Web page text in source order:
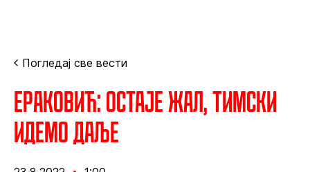
Погледај све вести
Ераковић: Остаје жал, тимски
идемо даље